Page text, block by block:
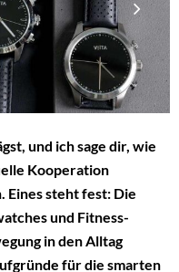
und ich sage dir, wie
Kooperation
Eines steht fest: Die
und Fitness-
in den Alltag
für die smarten